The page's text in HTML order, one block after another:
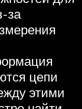
за
цепи
этими